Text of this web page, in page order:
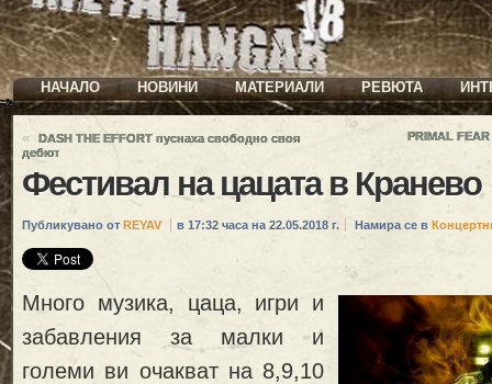
НАЧАЛО НОВИНИ МАТЕРИАЛИ РЕВЮТА
«
DASH THE EFFORT пуснаха свободно своя
дебют
PRIMAL
Фестивал на цацата в Кранево
Публикувано от REYAV в 17:32 часа на 22.05.2018 г. Намира се в
Много музика, цаца, игри и
забавления за малки и
големи ви очакват на 8,9,10